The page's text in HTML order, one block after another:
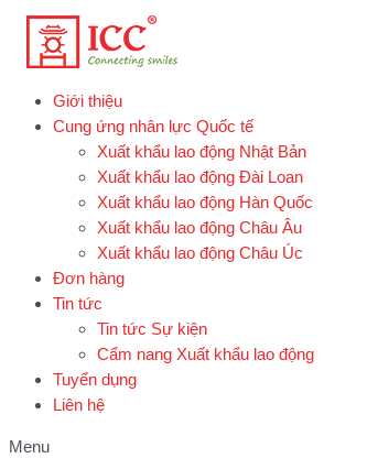
Skip
content
Giới thiệu
Cung ứng nhân lực Quốc tế
Xuất khẩu lao động Nhật Bản
Xuất khẩu lao động Đài Loan
Xuất khẩu lao động Hàn Quốc
Xuất khẩu lao động Châu Âu
Xuất khẩu lao động Châu Úc
Đơn hàng
Tin tức
Tin tức Sự kiện
Cẩm nang Xuất khẩu lao động
Tuyển dụng
Liên hệ
Menu